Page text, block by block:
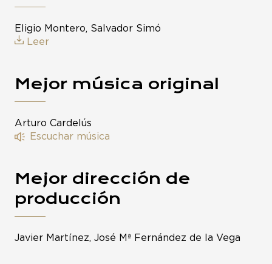
Eligio Montero, Salvador Simó
Leer
Mejor música original
Arturo Cardelús
Escuchar música
Mejor dirección de
producción
Javier Martínez, José Mª Fernández de la Vega